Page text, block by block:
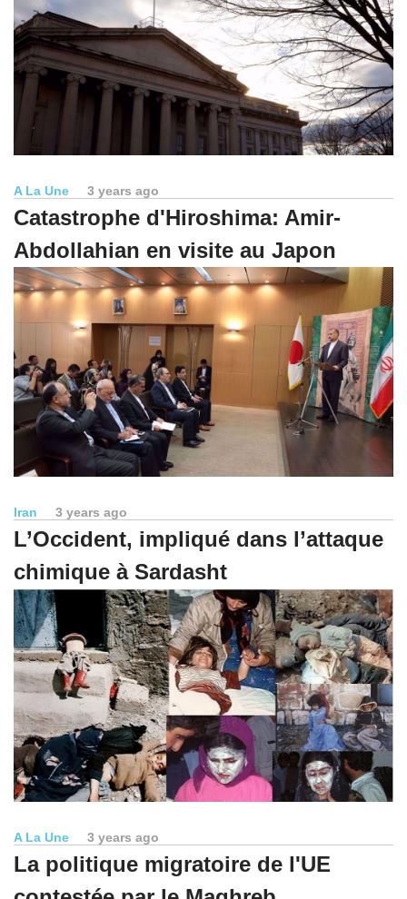
A La Une 3 years ago
Catastrophe d'Hiroshima: Amir-
Abdollahian en visite au Japon
Iran 3 years ago
L’Occident, impliqué dans l’attaque
chimique à Sardasht
A La Une 3 years ago
La politique migratoire de l'UE